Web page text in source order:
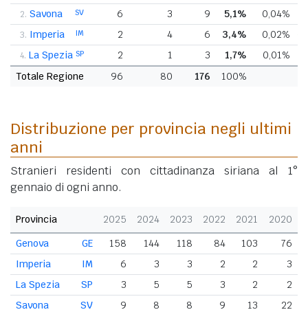
2. SV
Savona 6 3 9 5,1% 0,04%
3. IM
Imperia 2 4 6 3,4% 0,02%
4. SP
La Spezia 2 1 3 1,7% 0,01%
Totale Regione
96 80 176 100%
Distribuzione per provincia negli ultimi
anni
Stranieri residenti con cittadinanza siriana al 1°
gennaio di ogni anno.
Provincia 2025 2024 2023 2022 2021
2020
GE
Genova 158 144 118 84 103
76
IM
Imperia 6 3 3 2 2
3
SP
La Spezia 3 5 5 3 2
2
SV
Savona 9 8 8 9 13
22